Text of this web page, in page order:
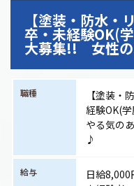
【塗装・防水・
卒・未経験OK(
大募集!! 女性
職種
【塗装・
経験OK(
やる気の
♪
給与
日給